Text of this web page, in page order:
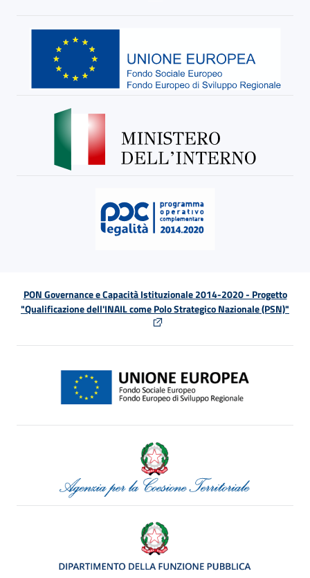
PON Governance e Capacità Istituzionale 2014-2020 - Progetto
"Qualificazione dell'INAIL come Polo Strategico Nazionale (PSN)"